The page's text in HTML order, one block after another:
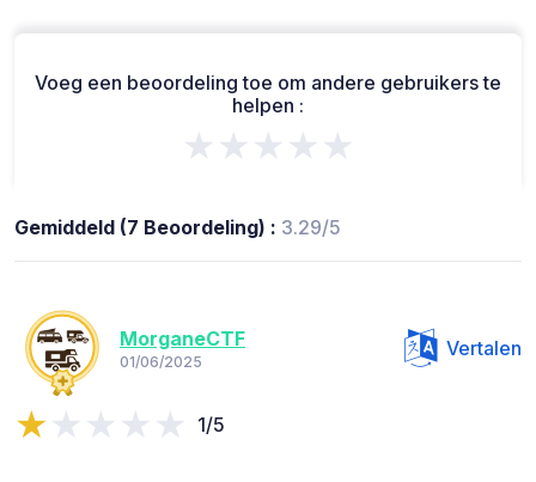
Voeg een beoordeling toe om andere gebruikers te
helpen :
★★★★★
Gemiddeld (7 Beoordeling) : 3.29/5
MorganeCTF
01/06/2025
Vertalen
1/5